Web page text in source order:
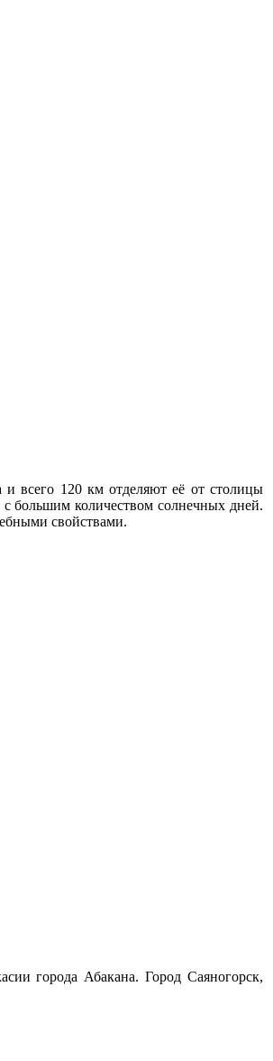
всего 120 км отделяют её от столицы
большим количеством солнечных дней.
свойствами.
города Абакана. Город Саяногорск,